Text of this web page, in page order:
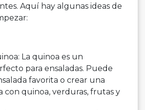
Aquí hay algunas ideas de
La quinoa es un
para ensaladas. Puede
favorita o crear una
con quinoa, verduras, frutas y